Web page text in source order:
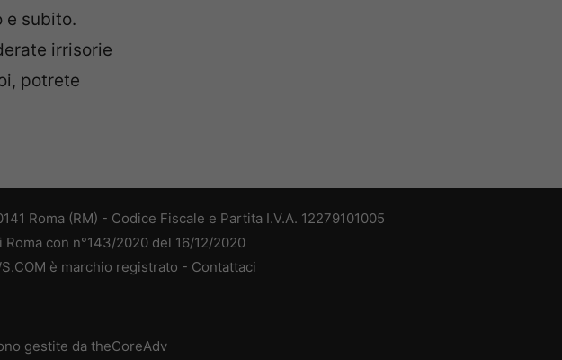
e subito.
irrisorie
potrete
Roma (RM) - Codice Fiscale e Partita I.V.A. 12279101005
con n°143/2020 del 16/12/2020
è marchio registrato - Contattaci
gestite da theCoreAdv